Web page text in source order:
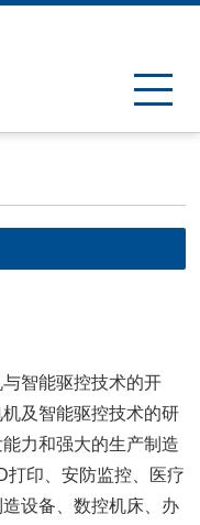
智能驱控技术的开
及智能驱控技术的研
力和强大的生产制造
打印、安防监控、医疗
设备、数控机床、办